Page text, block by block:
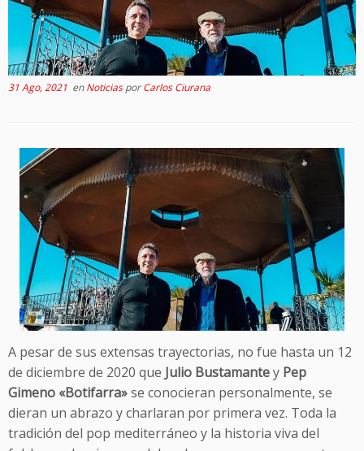
31 Ago, 2021 enNoticiasporCarlos Ciurana
A pesar de sus extensas trayectorias, no fue hasta un 12
de diciembre de 2020 que Julio Bustamantey Pep
Gimeno «Botifarra»se conocieran personalmente, se
dieran un abrazo y charlaran por primera vez. Toda la
tradición del pop mediterráneo y la historia viva del